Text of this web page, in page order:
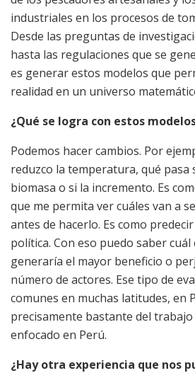
industriales en los procesos de
Desde las preguntas de
hasta las regulaciones que se
es generar estos modelos que
realidad en un universo
¿Qué se logra con estos
Podemos hacer cambios. Por
reduzco la temperatura, qué pasa
biomasa o si la incremento. Es
que me permita ver cuáles van a
antes de hacerlo. Es como
política. Con eso puedo saber cuál
generaría el mayor beneficio o
número de actores. Ese tipo de
comunes en muchas latitudes, en
precisamente bastante del
enfocado en Perú.
¿Hay otra experiencia que nos